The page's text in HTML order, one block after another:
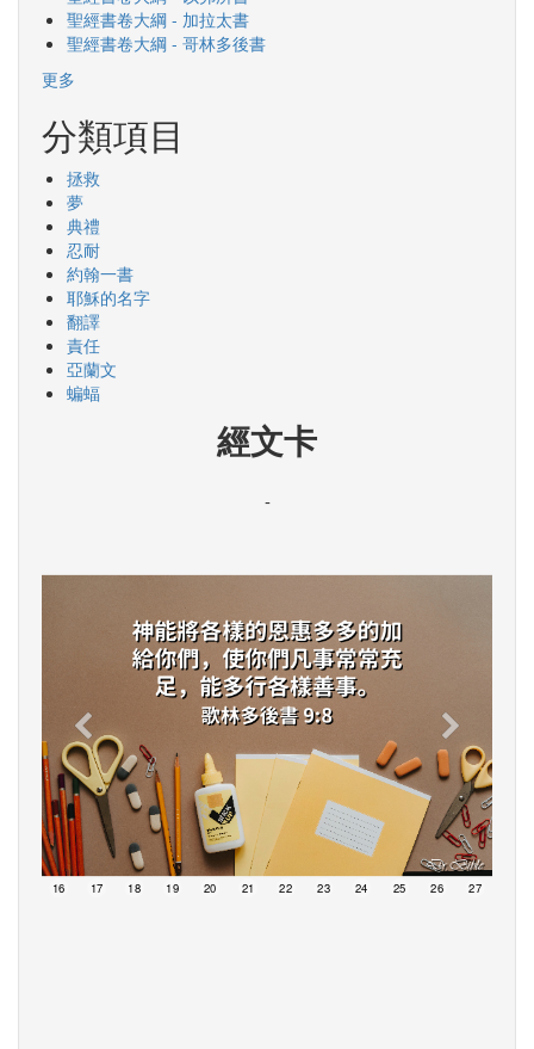
聖經書卷大綱 - 加拉太書
聖經書卷大綱 - 哥林多後書
更多
分類項目
拯救
夢
典禮
忍耐
約翰一書
耶穌的名字
翻譯
責任
亞蘭文
蝙蝠
經文卡
-
16 17 18 19 20 21 22 23 24 25 26 27